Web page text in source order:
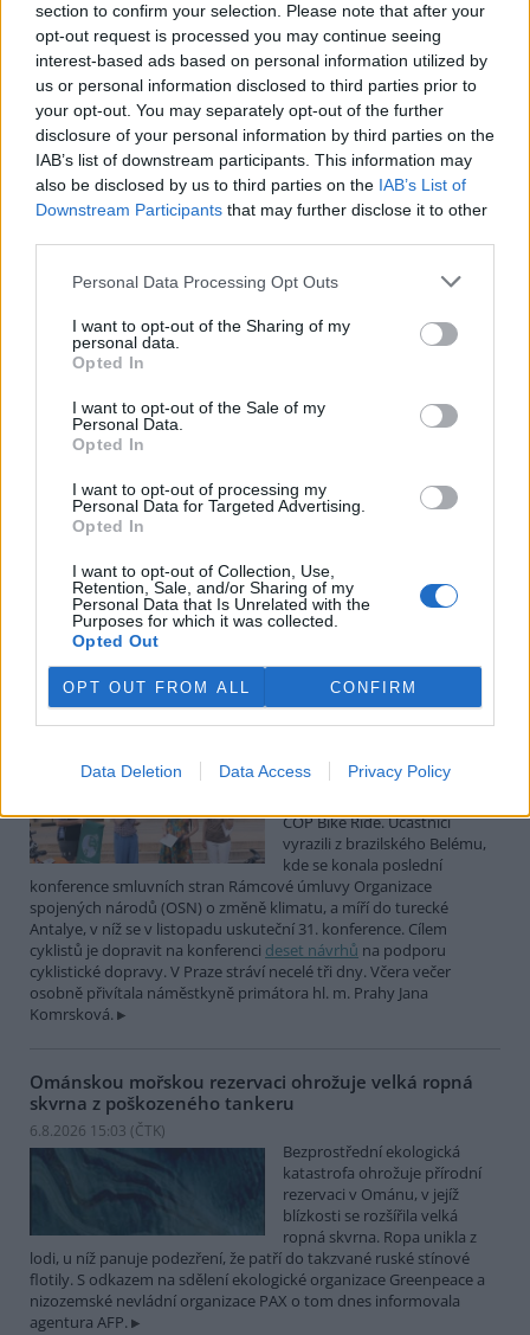
section to confirm your selection. Please note that after your
opt-out request is processed you may continue seeing
interest-based ads based on personal information utilized by
us or personal information disclosed to third parties prior to
your opt-out. You may separately opt-out of the further
disclosure of your personal information by third parties on the
IAB’s list of downstream participants. This information may
also be disclosed by us to third parties on the IAB’s List of
Downstream Participants that may further disclose it to other
Personal Data Processing Opt Outs
I want to opt-out of the Sharing of my
personal data.
Opted In
I want to opt-out of the Sale of my
Personal Data.
Opted In
I want to opt-out of processing my
Personal Data for Targeted Advertising.
Opted In
I want to opt-out of Collection, Use,
Retention, Sale, and/or Sharing of my
Personal Data that Is Unrelated with the
Purposes for which it was collected.
Opted Out
OPT OUT FROM ALL CONFIRM
Data Deletion Data Access Privacy Policy
Ředitelé odborů i mluvčí se z ČIŽP rozhodli odejít z
vlastní vůle, řekl Straka
ČTK )
Diskuse: 1
Ředitel odboru vnitřních
služeb Matěj Mrlina, vedoucí
služebního úřadu Oldřich
Jarolím a tisková mluvčí Miriam
Loužecká končí na České
inspekci životního prostředí (ČIŽP) z vlastní iniciativy. Na dotaz ČTK
to napsal nový ředitel inspekce Pavel Straka (za Motoristy). O jejich
Podle něj tak končí dva z pěti ředitelů odborů na ČIŽP.
Veterináři v horku ošetřují více zvířat, ohrožení jsou psi
se zploštělým čumákem
6.8.2026 15:15 (ČTK)
Veterináři v současných
podle nich patří plemena psů s
krátkou lebkou a zploštělým
čumákem, jako jsou například mopsi nebo buldočci, starší jedinci a
vyhledávají veterinární ošetření nejčastěji kvůli přehřátí organismu,
dehydrataci nebo kolapsu. ČTK to sdělila viceprezidentka Komory
veterinárních lékařů ČR Kateřina Valdhans.
Do Prahy dorazili jezdci cyklistické štafety, míří na
konferenci o klimatu
Do Prahy dnes dorazili jezdci
COP Bike Ride. Účastníci
vyrazili z brazilského Belému,
kde se konala poslední
konference smluvních stran Rámcové úmluvy Organizace
spojených národů (OSN) o změně klimatu, a míří do turecké
Antalye, v níž se v listopadu uskuteční 31. konference. Cílem
cyklistů je dopravit na konferenci deset návrhů na podporu
cyklistické dopravy. V Praze stráví necelé tři dny. Včera večer
osobně přivítala náměstkyně primátora hl. m. Prahy Jana
Komrsková.
Ománskou mořskou rezervaci ohrožuje velká ropná
skvrna z poškozeného tankeru
6.8.2026 15:03 (ČTK)
Bezprostřední ekologická
katastrofa ohrožuje přírodní
rezervaci v Ománu, v jejíž
blízkosti se rozšířila velká
ropná skvrna. Ropa unikla z
lodi, u níž panuje podezření, že patří do takzvané ruské stínové
flotily. S odkazem na sdělení ekologické organizace Greenpeace a
nizozemské nevládní organizace PAX o tom dnes informovala
agentura AFP.